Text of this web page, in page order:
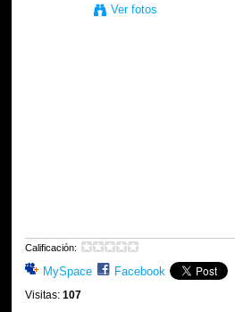
Ver fotos
Calificación:
MySpace Facebook
Visitas: 107